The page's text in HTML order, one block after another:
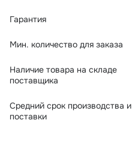
Гарантия
Мин. количество для заказа
Наличие товара на складе
поставщика
Средний срок производства и
поставки